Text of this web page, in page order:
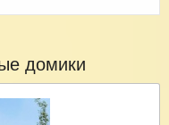
домики